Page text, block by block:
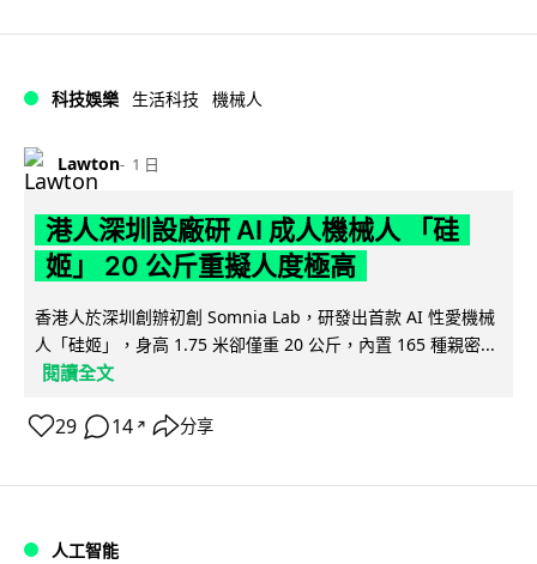
科技娛樂 生活科技 機械人
Lawton 1 日
港人深圳設廠研 AI 成人機械人 「硅
姬」 20 公斤重擬人度極高
香港人於深圳創辦初創 Somnia Lab，研發出首款 AI 性愛機械
人「硅姬」，身高 1.75 米卻僅重 20 公斤，內置 165 種親密...
閱讀全文
29 14 ↗ 分享
人工智能